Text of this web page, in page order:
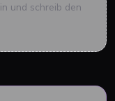
und schreib den